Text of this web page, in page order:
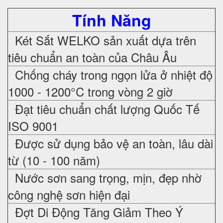
Tính Năng
Két Sắt WELKO sản xuất dựa trên
tiêu chuẩn an toàn của Châu Âu
Chống cháy trong ngọn lửa ở nhiệt độ
1000 - 1200°C trong vòng 2 giờ
Đạt tiêu chuẩn chất lượng Quốc Tế
ISO 9001
Được sử dụng bảo vệ an toàn, lâu dài
từ (10 - 100 năm)
Nước sơn sang trọng, mịn, đẹp nhờ
công nghệ sơn hiện đại
Đợt Di Động Tăng Giảm Theo Ý